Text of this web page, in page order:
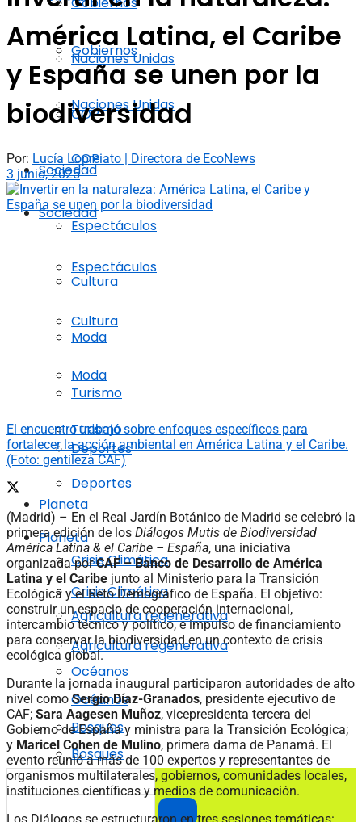
Naciones Unidas
COP
Sociedad
Espectáculos
Cultura
Moda
Turismo
Deportes
Planeta
Crisis Climática
Agricultura regenerativa
Océanos
Bosques
Gobiernos
Naciones Unidas
COP
Sociedad
Espectáculos
Cultura
Moda
Turismo
Deportes
Planeta
Crisis Climática
Agricultura regenerativa
Océanos
Bosques
América Latina, el Caribe
y España se unen por la
biodiversidad
Por: Lucía Lopreiato | Directora de EcoNews
3 junio, 2025
El encuentro trabajó sobre enfoques específicos para
fortalecer la acción ambiental en América Latina y el Caribe.
(Foto: gentileza CAF)
(Madrid) – En el Real Jardín Botánico de Madrid se celebró la
primera edición de los Diálogos Mutis de Biodiversidad
América Latina & el Caribe – España, una iniciativa
organizada porCAF – Banco de Desarrollo de América
Latina y el Caribe junto al Ministerio para la Transición
Ecológica y el Reto Demográfico de España. El objetivo:
construir un espacio de cooperación internacional,
intercambio técnico y político, e impulso de financiamiento
para conservar la biodiversidad en un contexto de crisis
ecológica global.
Durante la jornada inaugural participaron autoridades de alto
nivel comoSergio Díaz-Granados, presidente ejecutivo de
CAF; Sara Aagesen Muñoz, vicepresidenta tercera del
Gobierno de España y ministra para la Transición Ecológica;
y Maricel Cohen de Mulino, primera dama de Panamá. El
evento reunió a más de 100 expertos y representantes de
organismos multilaterales, gobiernos, comunidades locales,
instituciones científicas y medios de comunicación.